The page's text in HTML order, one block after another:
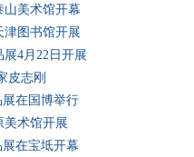
山美术馆开幕
津图书馆开展
4月22日开展
皮志刚
展在国博举行
美术馆开展
展在宝坻开幕